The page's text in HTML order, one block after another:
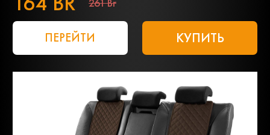
261 Br
ПЕРЕЙТИ КУПИТЬ